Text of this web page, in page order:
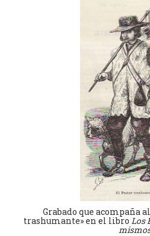
Grabado que acompaña
trashumante» en el libro Los